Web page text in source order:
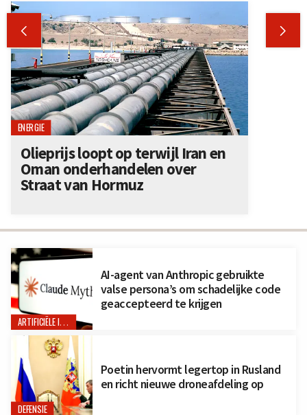
ARTIFICIËLE INTELLIGENTIE
AI-agent van Anthropic gebruikte
valse persona’s om schadelijke code
geaccepteerd te krijgen
DEFENSIE
Poetin hervormt legertop in Rusland
en richt nieuwe droneafdeling op
 
ENERGIE
Olieprijs loopt op terwijl Iran en
Oman onderhandelen over
Straat van Hormuz